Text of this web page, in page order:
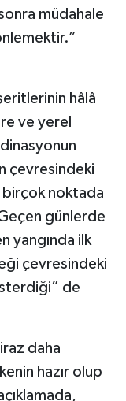
müdahale
hâlâ
ve yerel
çevresindeki
birçok noktada
günlerde
yangında ilk
çevresindeki
de
daha
hazır olup